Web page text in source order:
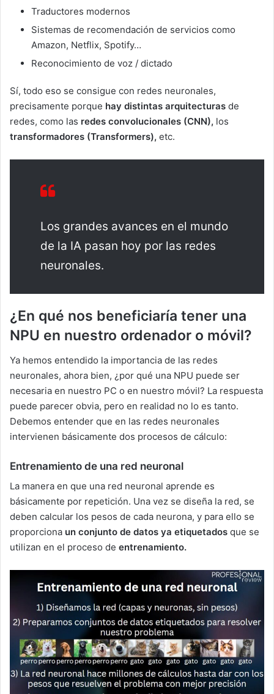
Traductores modernos
Sistemas de recomendación de servicios como
Amazon, Netflix, Spotify…
Reconocimiento de voz / dictado
Sí, todo eso se consigue con redes neuronales,
precisamente porque hay distintas arquitecturas de
redes, como las redes convolucionales (CNN), los
transformadores (Transformers), etc.
Los grandes avances en el mundo
de la IA pasan hoy por las redes
neuronales.
¿En qué nos beneficiaría tener una
NPU en nuestro ordenador o móvil?
Ya hemos entendido la importancia de las redes
neuronales, ahora bien, ¿por qué una NPU puede ser
necesaria en nuestro PC o en nuestro móvil? La respuesta
puede parecer obvia, pero en realidad no lo es tanto.
Debemos entender que en las redes neuronales
intervienen básicamente dos procesos de cálculo:
Entrenamiento de una red neuronal
La manera en que una red neuronal aprende es
básicamente por repetición. Una vez se diseña la red, se
deben calcular los pesos de cada neurona, y para ello se
proporciona un conjunto de datos ya etiquetados que se
utilizan en el proceso de entrenamiento.